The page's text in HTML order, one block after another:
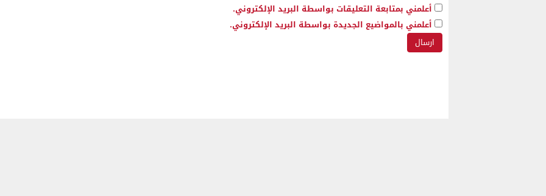
أعلمني بمتابعة التعليقات بواسطة البريد الإلكتروني.
أعلمني بالمواضيع الجديدة بواسطة البريد الإلكتروني.